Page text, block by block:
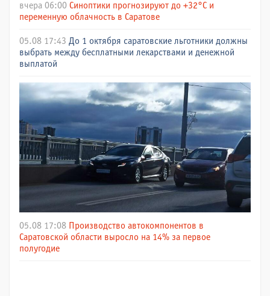
вчера 06:00 Синоптики прогнозируют до +32°C и
переменную облачность в Саратове
05.08 17:43 До 1 октября саратовские льготники должны
выбрать между бесплатными лекарствами и денежной
выплатой
05.08 17:08 Производство автокомпонентов в
Саратовской области выросло на 14% за первое
полугодие